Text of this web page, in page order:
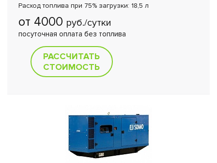
Расход топлива при 75% загрузки: 18,5 л
от 4000 руб./сутки
посуточная оплата без топлива
РАССЧИТАТЬ
СТОИМОСТЬ